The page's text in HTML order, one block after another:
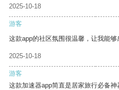
2025-10-18
游客
这款app的社区氛围很温馨，让我能够
2025-10-18
游客
这款加速器app简直是居家旅行必备